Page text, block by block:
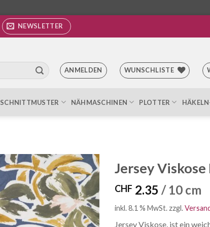
NEWSLETTER
ANMELDEN WUNSCHLISTE
SCHNITTMUSTER NÄHMASCHINEN PLOTTER
Auf die
Wunschliste
Jersey
CHF 2.35 / 10 cm
inkl. 8.1 % MwSt. zzgl.
Jersey Viskose, ist ein